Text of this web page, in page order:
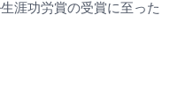
涯功労賞の受賞に至った